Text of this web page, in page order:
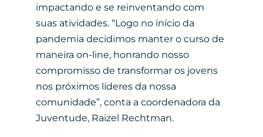
impactando e se reinventando com
suas atividades. “Logo no início da
pandemia decidimos manter o curso de
maneira on-line, honrando nosso
compromisso de transformar os jovens
nos próximos líderes da nossa
comunidade”, conta a coordenadora da
Juventude, Raizel Rechtman.